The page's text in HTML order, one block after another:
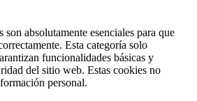
son absolutamente esenciales para que
Esta categoría solo
funcionalidades básicas y
del sitio web. Estas cookies no
personal.